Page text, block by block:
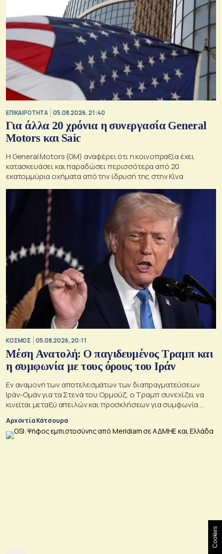
ΕΠΙΚΑΙΡΟΤΗΤΑ 05.08.2026, 21:40
Για άλλα 20 χρόνια η συνεργασία General
Motors και Saic
Η General Motors (GM) αναφέρει ότι η κοινοπραξία έχει
κατασκευάσει και παραδώσει περισσότερα από 20
εκατομμύρια οχήματα από την ίδρυσή της στην Κίνα
ΚΟΣΜΟΣ 05.08.2026, 20:11
Μέση Ανατολή: Ο παγιδευμένος Τραμπ και
η συμφωνία με τους όρους του Ιράν
Εν αναμονή των αποτελεσμάτων των διαπραγματεύσεων
Ιράν-Ομάν για τα Στενά του Ορμούζ, ο Τραμπ συνεχίζει να
κινείται μεταξύ απειλών και προσκλήσεων για συμφωνία.
Μουσκάτ και Τεχεράνη.
Αρχοντία Κάτσουρα
Cookies